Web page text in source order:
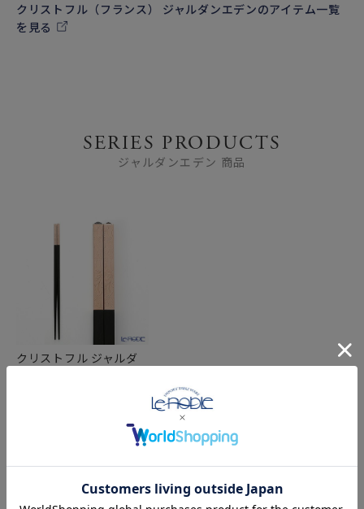
クリストフル（フランス） ジャルダンエデンのアイテム一覧
を見る
SERIES PRODUCTS
ジャルダンエデン 商品
クリストフル ジャルダ
FEATURE
特集